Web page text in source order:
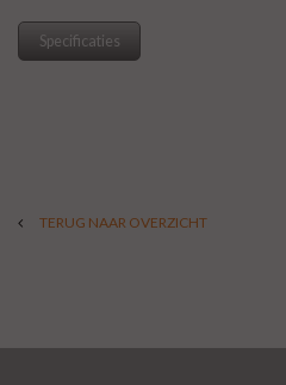
Specificaties
TERUG NAAR OVERZICHT